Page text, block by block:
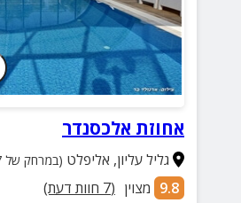
אחוזת אלכסנדר
גליל עליון, אליפלט (במרחק של 2.7 ק"מ)
9.8 מצוין (
7 חוות דעת)